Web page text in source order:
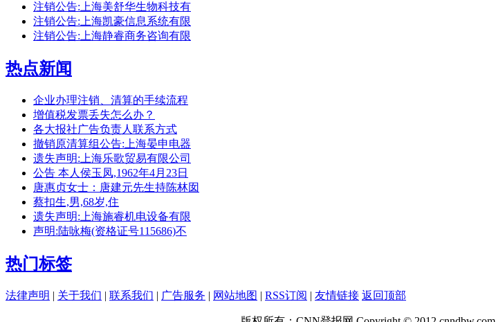
注销公告:上海美舒华生物科技有
注销公告:上海凯豪信息系统有限
注销公告:上海静睿商务咨询有限
热点新闻
企业办理注销、清算的手续流程
增值税发票丢失怎么办？
各大报社广告负责人联系方式
撤销原清算组公告:上海晏申电器
遗失声明:上海乐歌贸易有限公司
公告 本人侯玉凤,1962年4月23日
唐惠贞女士：唐建元先生持陈林囡
蔡扣生,男,68岁,住
遗失声明:上海施睿机电设备有限
声明:陆咏梅(资格证号115686)不
热门标签
法律声明 | 关于我们 | 联系我们 | 广告服务 | 网站地图 | RSS订阅 | 友情链接 返回顶部